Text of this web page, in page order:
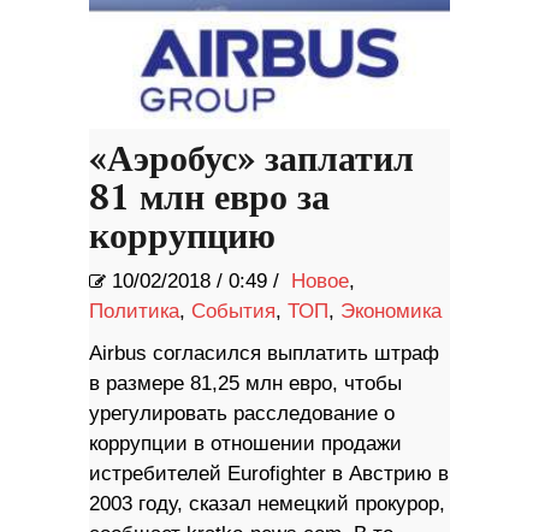
«Аэробус» заплатил
81 млн евро за
коррупцию
10/02/2018 / 0:49 / Новое,
Политика, События, ТОП, Экономика
Airbus согласился выплатить штраф
в размере 81,25 млн евро, чтобы
урегулировать расследование о
коррупции в отношении продажи
истребителей Eurofighter в Австрию в
2003 году, сказал немецкий прокурор,